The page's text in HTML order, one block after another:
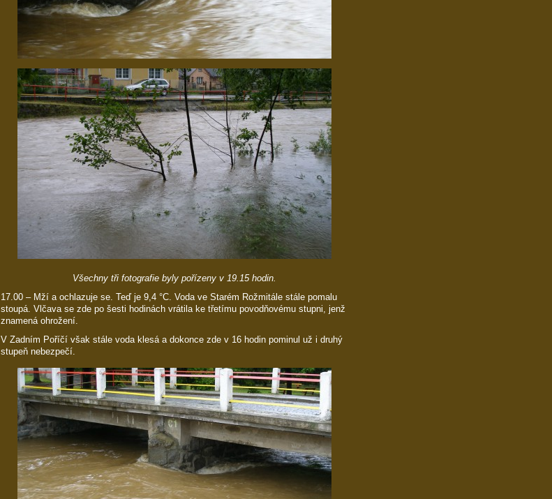
Všechny tři fotografie byly pořízeny v 19.15 hodin.
17.00 – Mží a ochlazuje se. Teď je 9,4 °C. Voda ve Starém Rožmitále stále pomalu
stoupá. Vlčava se zde po šesti hodinách vrátila ke třetímu povodňovému stupni, jenž
znamená ohrožení.
V Zadním Poříčí však stále voda klesá a dokonce zde v 16 hodin pominul už i druhý
stupeň nebezpečí.